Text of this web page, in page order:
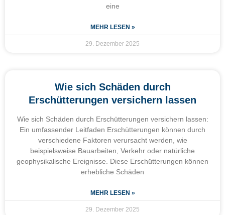
eine
MEHR LESEN »
29. Dezember 2025
Wie sich Schäden durch
Erschütterungen versichern lassen
Wie sich Schäden durch Erschütterungen versichern lassen:
Ein umfassender Leitfaden Erschütterungen können durch
verschiedene Faktoren verursacht werden, wie
beispielsweise Bauarbeiten, Verkehr oder natürliche
geophysikalische Ereignisse. Diese Erschütterungen können
erhebliche Schäden
MEHR LESEN »
29. Dezember 2025